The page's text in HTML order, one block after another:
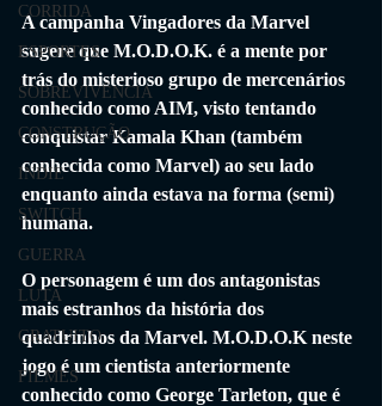
CORRIDA
ESPORTES
SOBREVIVÊNCIA
CONSTRUÇÃO
INDIE
SWITCH
GUERRA
LUTA
GRATUITO
FILMES
A campanha Vingadores da Marvel
sugere que M.O.D.O.K. é a mente por
trás do misterioso grupo de mercenários
conhecido como AIM, visto tentando
conquistar Kamala Khan (também
conhecida como Marvel) ao seu lado
enquanto ainda estava na forma (semi)
humana.
O personagem é um dos antagonistas
mais estranhos da história dos
quadrinhos da Marvel. M.O.D.O.K neste
jogo é um cientista anteriormente
conhecido como George Tarleton, que é